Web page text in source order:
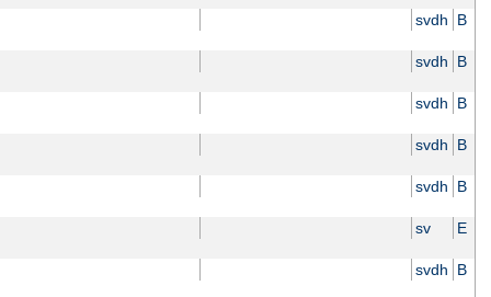
svdh B
svdh B
svdh B
svdh B
svdh B
sv E
svdh B